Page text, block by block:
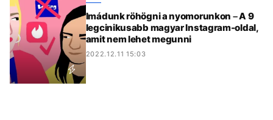
Imádunk röhögni a nyomorunkon – A 9
legcinikusabb magyar Instagram-oldal,
amit nem lehet megunni
2022.12.11 15:03